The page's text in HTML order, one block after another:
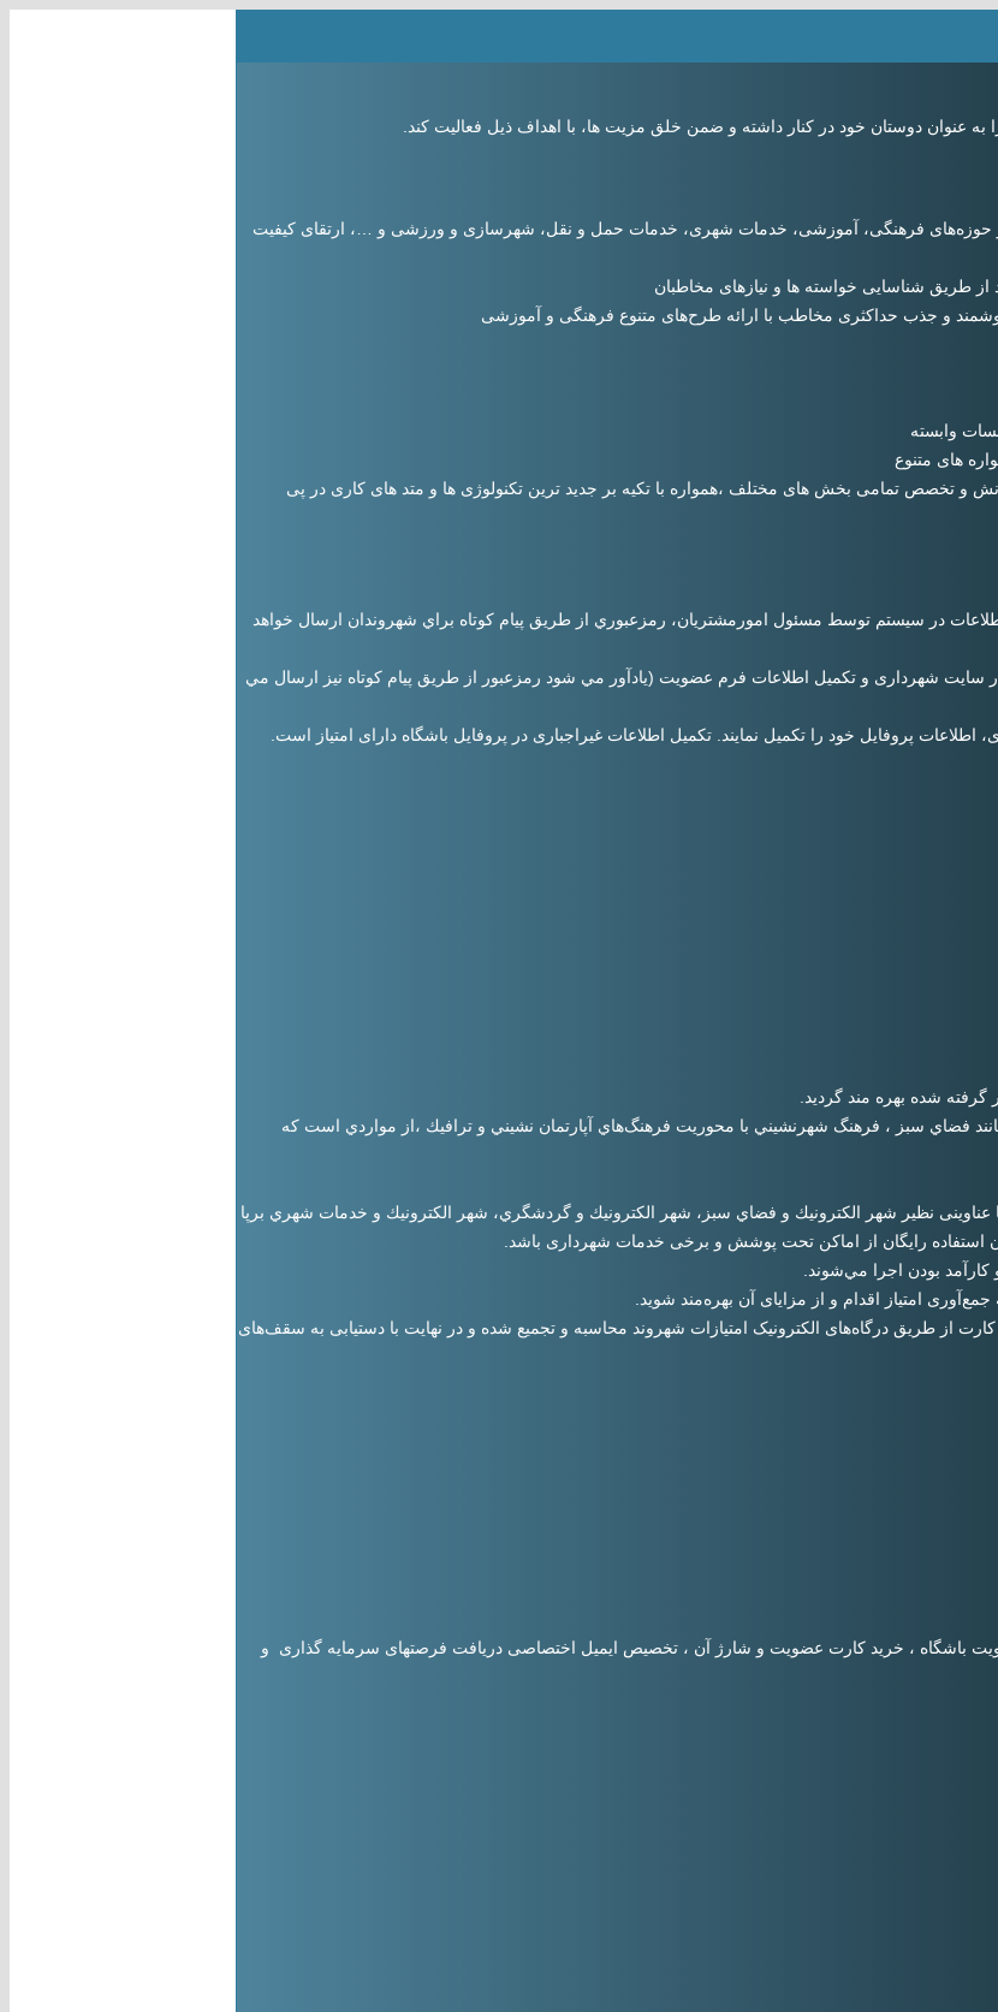
عنوان دوستان خود در کنار داشته و ضمن خلق مزیت ها، با اهداف ذیل فعالیت کند.
حوزه‌های فرهنگی، آموزشی، خدمات شهری، خدمات حمل و نقل، شهرسازی و ورزشی و …، ارتقای کیفیت
شناسایی خواسته ها و نیازهای مخاطبان
و جذب حداکثری مخاطب با ارائه طرح‌های متنوع فرهنگی و آموزشی
وابسته
های متنوع
تخصص تمامی بخش های مختلف ،همواره با تکیه بر جدید ترین تکنولوژی ها و متد های کاری در پی
در سيستم توسط مسئول امورمشتريان، رمزعبوري از طريق پيام كوتاه براي شهروندان ارسال خواهد
شهرداری و تكميل اطلاعات فرم عضويت (يادآور مي شود رمزعبور از طريق پيام كوتاه نیز ارسال مي
پروفايل خود را تكميل نمايند. تکمیل اطلاعات غیراجباری در پروفايل باشگاه دارای امتیاز است.
فضاي سبز ، فرهنگ شهرنشيني با محوريت فرهنگ‌هاي آپارتمان نشيني و ترافيك ،از مواردي است كه
عناوینی نظیر شهر الكترونيك و فضاي سبز، شهر الكترونيك و گردشگري، شهر الكترونيك و خدمات شهري برپا
استفاده رایگان از اماکن تحت پوشش و برخی خدمات شهرداری باشد.
بودن اجرا مي‌شوند.
امتیاز اقدام و از مزایای آن بهره‌مند شوید.
از طریق درگاه‌های الکترونیک امتیازات شهروند محاسبه و تجمیع شده و در نهایت با دستیابی به سقف‌های
باشگاه ، خرید کارت عضویت و شارژ آن ، تخصیص ایمیل اختصاصی دریافت فرصتهای سرمایه گذاری و